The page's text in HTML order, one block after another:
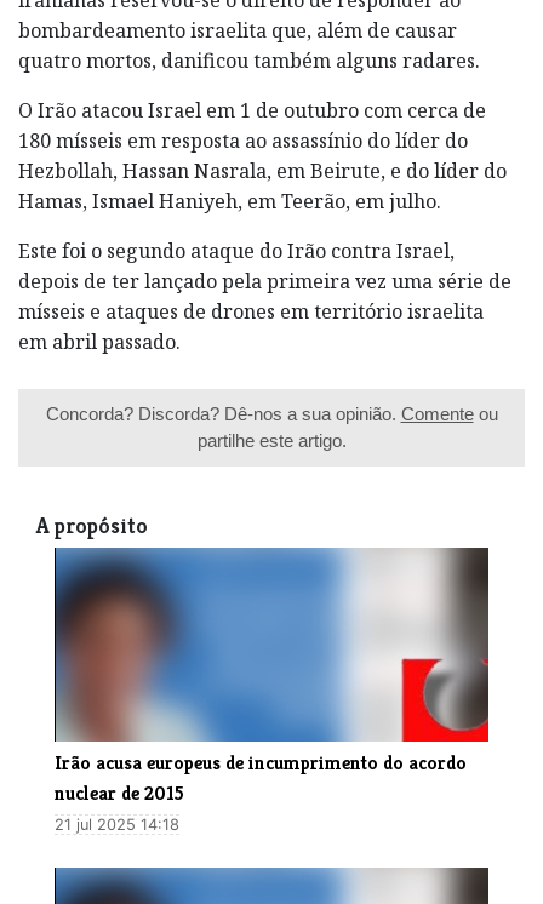
bombardeamento israelita que, além de causar
quatro mortos, danificou também alguns radares.
O Irão atacou Israel em 1 de outubro com cerca de
180 mísseis em resposta ao assassínio do líder do
Hezbollah, Hassan Nasrala, em Beirute, e do líder do
Hamas, Ismael Haniyeh, em Teerão, em julho.
Este foi o segundo ataque do Irão contra Israel,
depois de ter lançado pela primeira vez uma série de
mísseis e ataques de drones em território israelita
em abril passado.
Concorda? Discorda? Dê-nos a sua opinião. Comenteou
partilhe este artigo.
A propósito
Irão acusa europeus de incumprimento do acordo
nuclear de 2015
21 jul 2025 14:18